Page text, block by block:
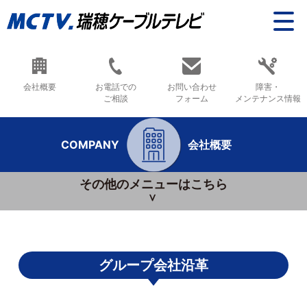
会社概要
お電話での
ご相談
お問い合わせ
フォーム
障害・
メンテナンス情報
COMPANY 会社概要
その他のメニューはこちら
グループ会社沿革